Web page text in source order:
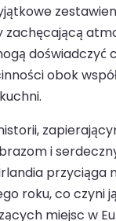
zachęcającą
doświadczyć
obok
i
przyciąga
roku, co czyni
miejsc w